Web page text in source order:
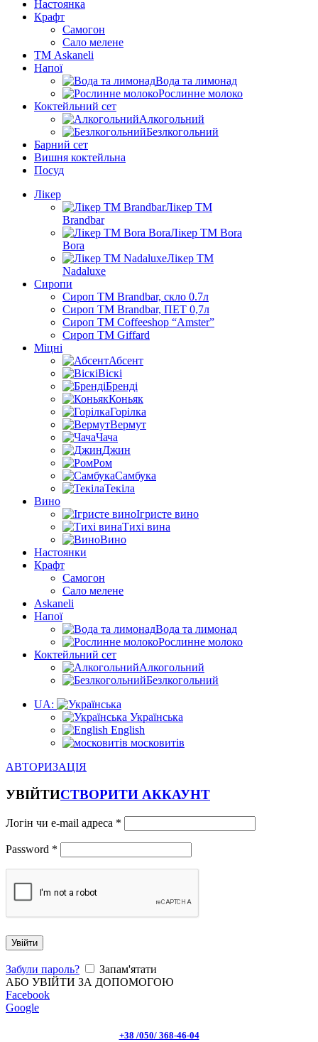
Настоянка
Крафт
Самогон
Сало мелене
ТМ Askaneli
Напої
Вода та лимонад
Рослинне молоко
Коктейльний сет
Алкогольний
Безлкогольний
Барний сет
Вишня коктейльна
Посуд
Лікер
Лікер ТМ
Brandbar
Лікер ТМ Bora
Bora
Лікер ТМ
Nadaluxe
Сиропи
Сироп TM Brandbar, скло 0.7л
Сироп TM Brandbar, ПЕТ 0,7л
Сироп TM Coffeeshop “Amster”
Сироп TM Giffard
Міцні
Абсент
Віскі
Бренді
Коньяк
Горілка
Вермут
Чача
Джин
Ром
Самбука
Текіла
Вино
Ігристе вино
Тихі вина
Вино
Настоянки
Крафт
Самогон
Сало мелене
Askaneli
Напої
Вода та лимонад
Рослинне молоко
Коктейльний сет
Алкогольний
Безлкогольний
UA:
Українська
English
московитів
АВТОРИЗАЦІЯ
УВІЙТИСТВОРИТИ АККАУНТ
Логін чи e-mail адреса *
Password *
Увійти
Забули пароль?
Запам'ятати
АБО УВІЙТИ ЗА ДОПОМОГОЮ
Facebook
Google
+38 /050/ 368-46-04